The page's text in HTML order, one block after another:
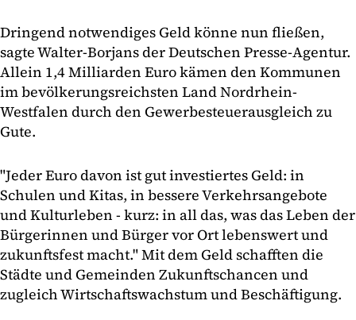
Dringend notwendiges Geld könne nun fließen,
sagte Walter-Borjans der Deutschen Presse-Agentur.
Allein 1,4 Milliarden Euro kämen den Kommunen
im bevölkerungsreichsten Land Nordrhein-
Westfalen durch den Gewerbesteuerausgleich zu
Gute.
"Jeder Euro davon ist gut investiertes Geld: in
Schulen und Kitas, in bessere Verkehrsangebote
und Kulturleben - kurz: in all das, was das Leben der
Bürgerinnen und Bürger vor Ort lebenswert und
zukunftsfest macht." Mit dem Geld schafften die
Städte und Gemeinden Zukunftschancen und
zugleich Wirtschaftswachstum und Beschäftigung.